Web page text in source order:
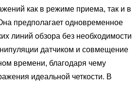
как в режиме приема, так и в
предполагает одновременное
линий обзора без необходимости
датчиком и совмещение
времени, благодаря чему
идеальной четкости. В